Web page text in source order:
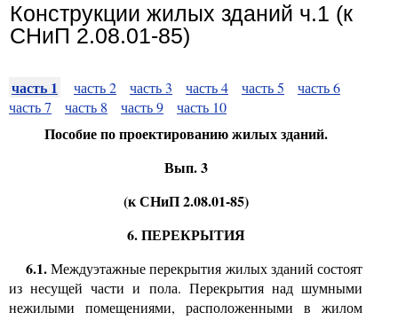
Конструкции жилых зданий ч.1 (к
СНиП 2.08.01-85)
часть 1 часть 2 часть 3 часть 4 часть 5
часть 6
часть 7
часть 8 часть 9 часть 10
Пособие по проектированию жилых зданий.
Вып. 3
(к СНиП 2.08.01-85)
6. ПЕРЕКРЫТИЯ
6.1.Междуэтажные перекрытия жилых зданий состоят
из несущей части и пола. Перекрытия над шумными
нежилыми помещениями, расположенными в жилом